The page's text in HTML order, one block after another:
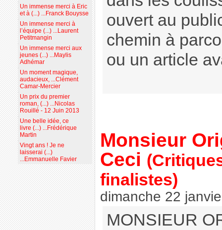
ouvert au
chemin à
ou un article
Monsieur
Ceci
finalistes)
dimanche 22
MONSIEUR
Un immense merci à Eric
et à (...) ...Franck Bouysse
Un immense merci à
l’équipe (...) ...Laurent
Petitmangin
Un immense merci aux
jeunes (...) ...Maylis
Adhémar
Un moment magique,
audacieux, ...Clément
Camar-Mercier
Un prix du premier
roman, (...) ...Nicolas
Rouillé - 12 Juin 2013
Une belle idée, ce
livre (...) ...Frédérique
Martin
Vingt ans ! Je ne
laisserai (...)
...Emmanuelle Favier